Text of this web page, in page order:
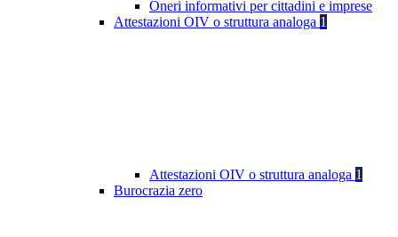
Oneri informativi per cittadini e imprese
Attestazioni OIV o struttura analoga 1
Attestazioni OIV o struttura analoga 1
Burocrazia zero